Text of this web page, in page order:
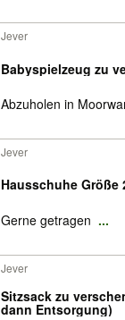
Jever
Babyspielzeug zu
Abzuholen in
Jever
Hausschuhe Größe
Gerne getragen ...
Jever
Sitzsack zu
dann Entsorgung)